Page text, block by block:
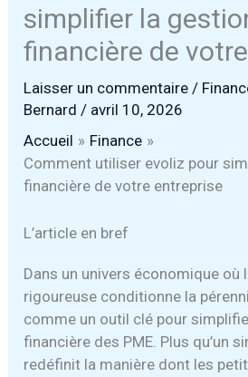
simplifier la
financière de
Laisser un commentaire /
Bernard/ avril 10, 2026
Accueil
Finance
Comment utiliser evoliz pour
financière de votre entreprise
L’article en bref
Dans un univers économique où
rigoureuse conditionne la
comme un outil clé pour
financière des PME. Plus qu’un
redéfinit la manière dont les